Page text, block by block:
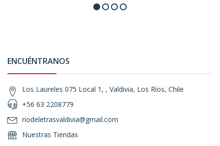
ENCUÉNTRANOS
Los Laureles 075 Local 1, , Valdivia, Los Ríos, Chile
+56 63 2208779
riodeletrasvaldivia@gmail.com
Nuestras Tiendas